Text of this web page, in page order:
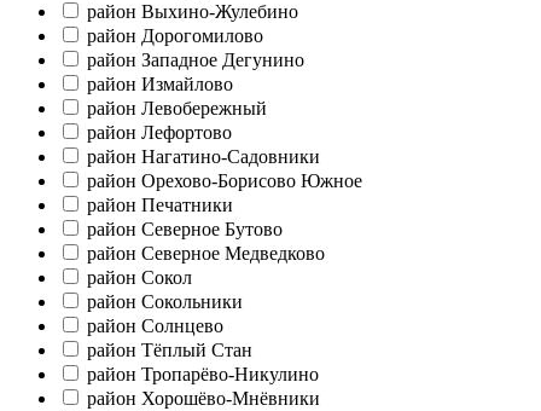
район Выхино-Жулебино
район Дорогомилово
район Западное Дегунино
район Измайлово
район Левобережный
район Лефортово
район Нагатино-Садовники
район Орехово-Борисово Южное
район Печатники
район Северное Бутово
район Северное Медведково
район Сокол
район Сокольники
район Солнцево
район Тёплый Стан
район Тропарёво-Никулино
район Хорошёво-Мнёвники